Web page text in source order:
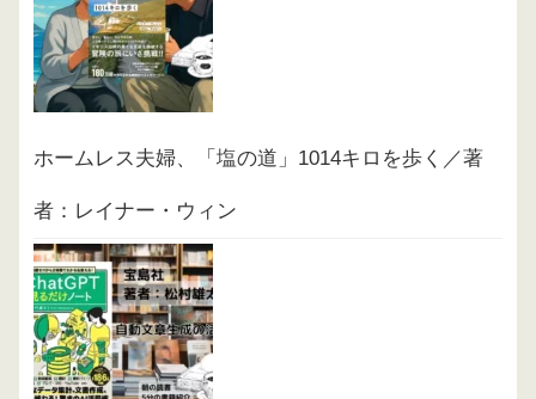
ホームレス夫婦、「塩の道」1014キロを歩く／著
者：レイナー・ウィン